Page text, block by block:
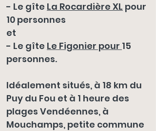
- Le gîte La Rocardière XL pour
10 personnes
et
- Le gîte Le Figonier pour 15
personnes.
Idéalement situés, à 18 km du
Puy du Fou et à 1 heure des
plages Vendéennes, à
Mouchamps, petite commune